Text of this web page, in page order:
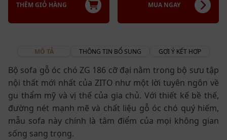
THÊM GIỎ HÀNG MUA NGAY
MÔ TẢ THÔNG TIN BỔ SUNG GỢI Ý KẾT HỢP
Bộ sofa gỗ óc chó ZG 186 cỡ đại nằm trong bộ sưu tập
nội thất mới nhất của ZITO như một lời tuyên ngôn về
gu thẩm mỹ và vị thế của gia chủ. Với thiết kế bề thế,
đường nét mạnh mẽ và chất liệu gỗ óc chó quý hiếm,
mẫu sofa này chính là tâm điểm của mọi không gian
sống sang trọng.